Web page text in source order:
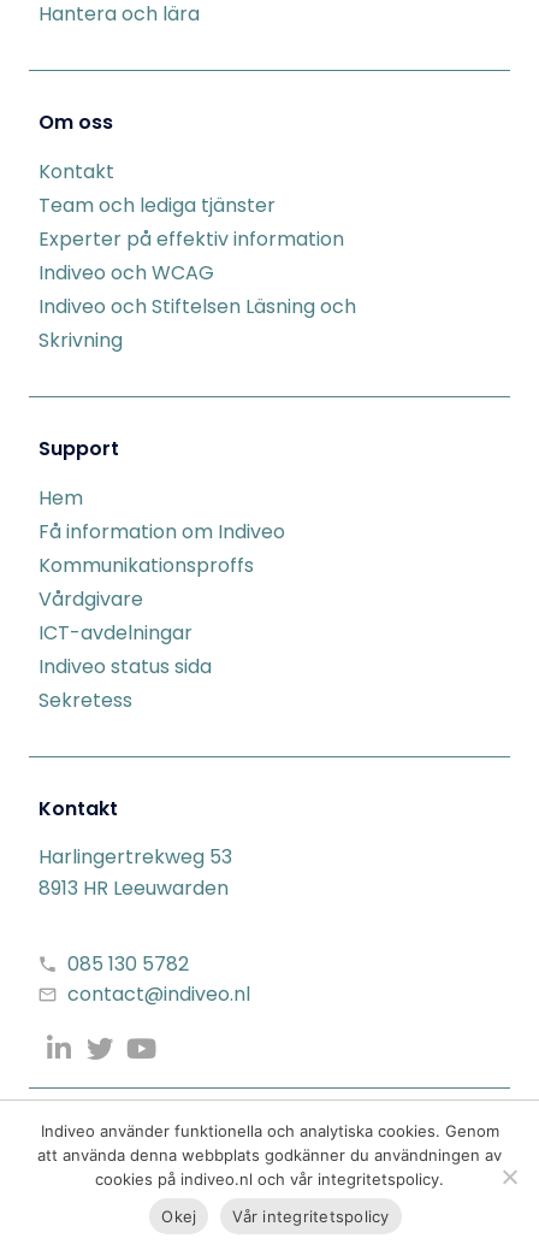
Hantera och lära
Om oss
Kontakt
Team och lediga tjänster
Experter på effektiv information
Indiveo och WCAG
Indiveo och Stiftelsen Läsning och
Skrivning
Support
Hem
Få information om Indiveo
Kommunikationsproffs
Vårdgivare
ICT-avdelningar
Indiveo status sida
Sekretess
Kontakt
Harlingertrekweg 53
8913 HR Leeuwarden
085 130 5782
contact@indiveo.nl
Indiveo använder funktionella och analytiska cookies. Genom
att använda denna webbplats godkänner du användningen av
cookies på indiveo.nl och vår integritetspolicy.
Okej
Vår integritetspolicy